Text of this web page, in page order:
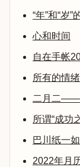
“年”和“岁”
心和时间
自在手帐
所有的情
二月二——
所谓“成功
巴川纸一
2022年月